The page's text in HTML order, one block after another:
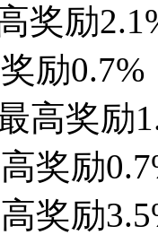
奖励
励0.7%
高奖励
奖励
奖励